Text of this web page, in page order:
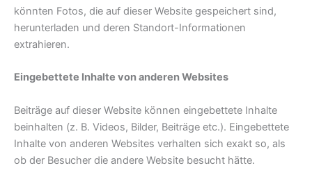
könnten Fotos, die auf dieser Website gespeichert sind,
herunterladen und deren Standort-Informationen
extrahieren.
Eingebettete Inhalte von anderen Websites
Beiträge auf dieser Website können eingebettete Inhalte
beinhalten (z. B. Videos, Bilder, Beiträge etc.). Eingebettete
Inhalte von anderen Websites verhalten sich exakt so, als
ob der Besucher die andere Website besucht hätte.